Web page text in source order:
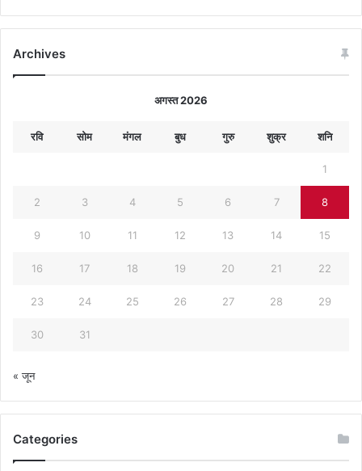
Archives
अगस्त 2026
रवि सोम मंगल बुध गुरु शुक्र शनि
1
2 3 4 5 6 7 8
9 10 11 12 13 14 15
16 17 18 19 20 21 22
23 24 25 26 27 28 29
30 31
« जून
Categories